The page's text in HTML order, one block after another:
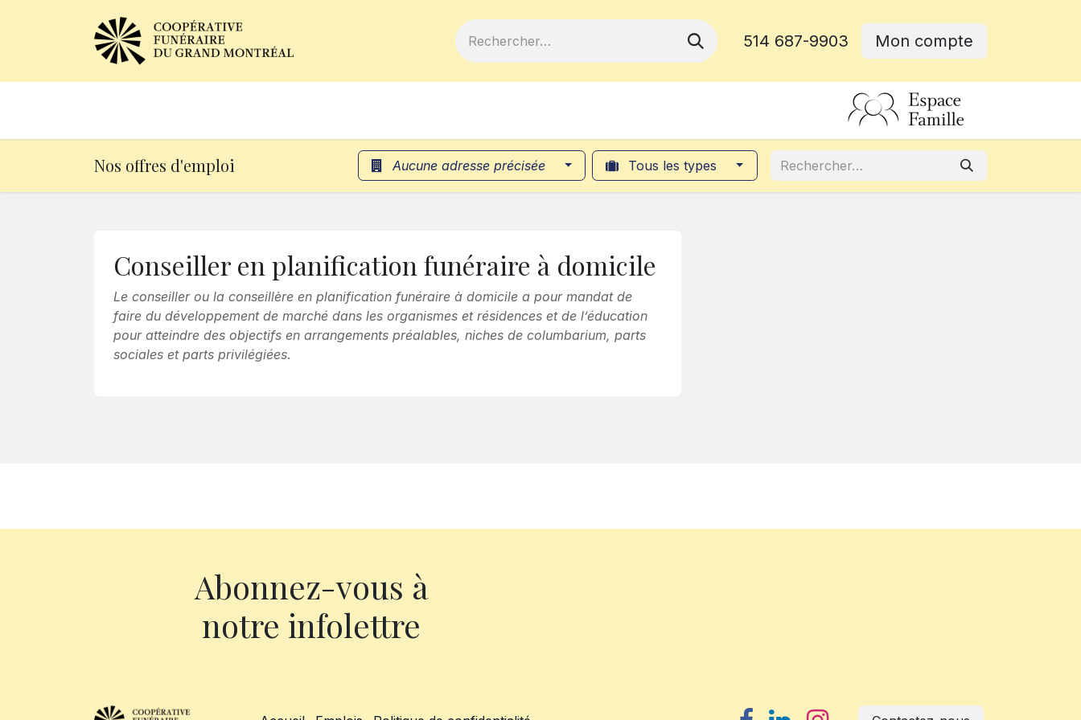
514 687-9903 Mon compte
Nos offres d'emploi Aucune adresse précisée Tous les types
Conseiller en planification funéraire à domicile
Le conseiller ou la conseillère en planification funéraire à domicile a pour mandat de
faire du développement de marché dans les organismes et résidences et de l’éducation
pour atteindre des objectifs en arrangements préalables, niches de columbarium, parts
sociales et parts privilégiées.
Abonnez-vous à
notre infolettre